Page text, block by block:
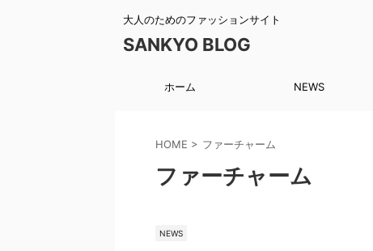
大人のためのファッションサイト
SANKYO BLOG
ホーム NEWS
HOME > ファーチャーム
ファーチャーム
NEWS